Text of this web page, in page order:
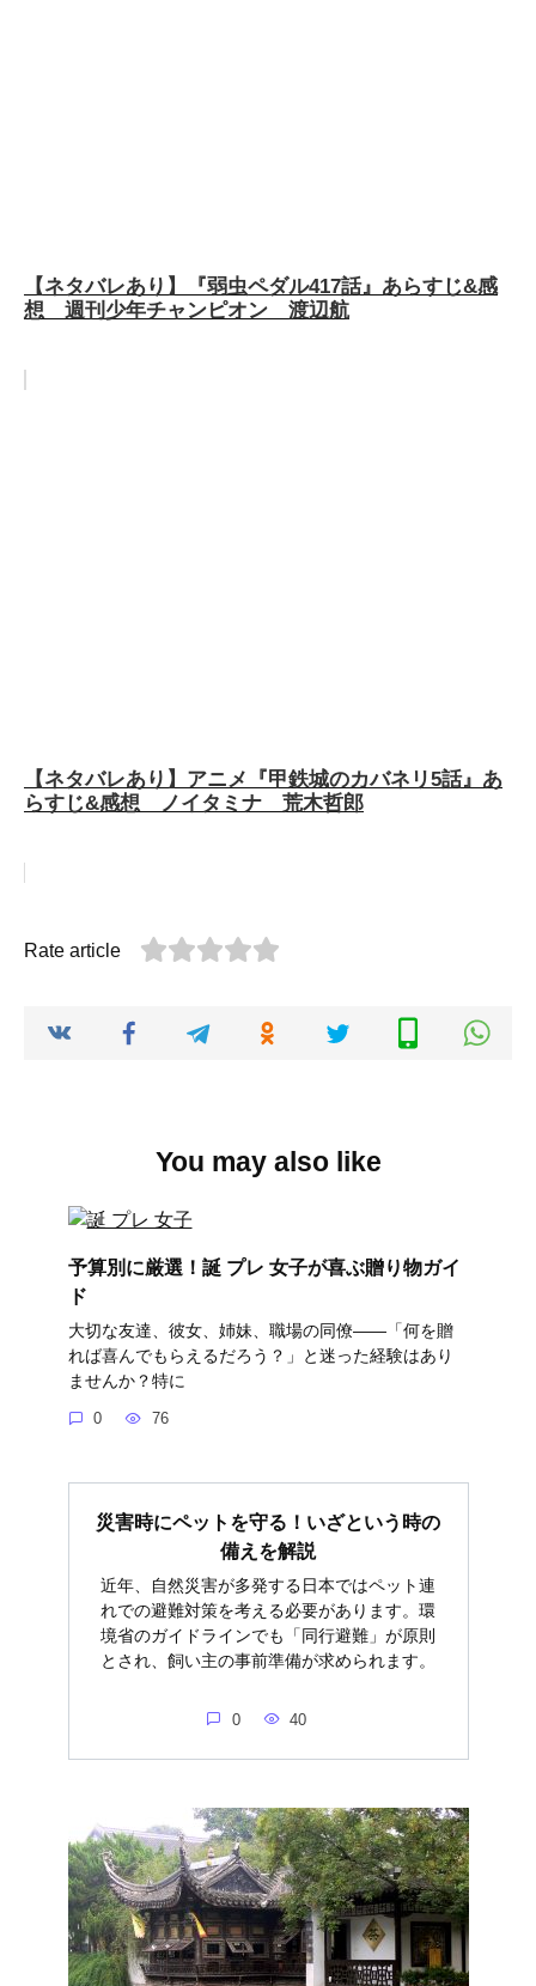
【ネタバレあり】『弱虫ペダル417話』あらすじ&感
想 週刊少年チャンピオン 渡辺航
【ネタバレあり】アニメ『甲鉄城のカバネリ5話』あ
らすじ&感想 ノイタミナ 荒木哲郎
Rate article
You may also like
予算別に厳選！誕 プレ 女子が喜ぶ贈り物ガイ
ド
大切な友達、彼女、姉妹、職場の同僚――「何を贈
れば喜んでもらえるだろう？」と迷った経験はあり
ませんか？特に
0 76
災害時にペットを守る！いざという時の
備えを解説
近年、自然災害が多発する日本ではペット連
れでの避難対策を考える必要があります。環
境省のガイドラインでも「同行避難」が原則
とされ、飼い主の事前準備が求められます。
0 40